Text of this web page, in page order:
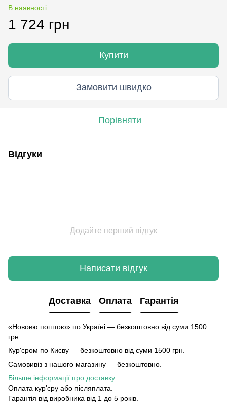
В наявності
1 724 грн
Купити
Замовити швидко
Порівняти
Відгуки
Додайте перший відгук
Написати відгук
Доставка Оплата Гарантія
«Нововю поштою» по Україні — безкоштовно від суми 1500
грн.
Кур'єром по Києву — безкоштовно від суми 1500 грн.
Самовивіз з нашого магазину — безкоштовно.
Більше інформації про доставку
Оплата кур'єру або післяплата.
Гарантія від виробника від 1 до 5 років.